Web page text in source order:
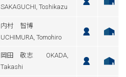
SAKAGUCHI, Toshikazu
内村 智博
UCHIMURA, Tomohiro
岡田 敬志 OKADA,
Takashi